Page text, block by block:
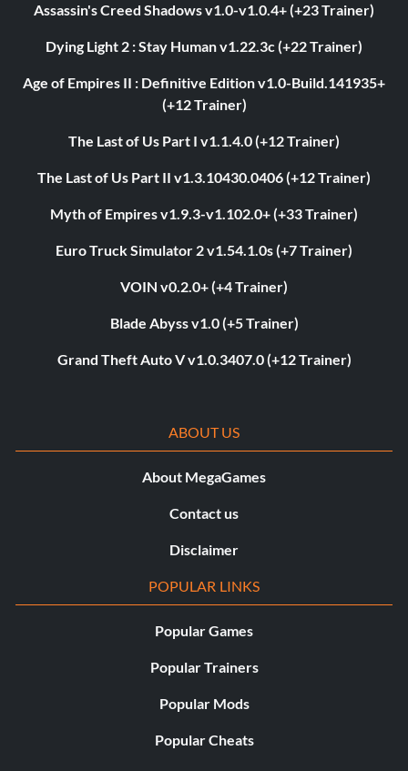
Assassin's Creed Shadows v1.0-v1.0.4+ (+23 Trainer)
Dying Light 2 : Stay Human v1.22.3c (+22 Trainer)
Age of Empires II : Definitive Edition v1.0-Build.141935+
(+12 Trainer)
The Last of Us Part I v1.1.4.0 (+12 Trainer)
The Last of Us Part II v1.3.10430.0406 (+12 Trainer)
Myth of Empires v1.9.3-v1.102.0+ (+33 Trainer)
Euro Truck Simulator 2 v1.54.1.0s (+7 Trainer)
VOIN v0.2.0+ (+4 Trainer)
Blade Abyss v1.0 (+5 Trainer)
Grand Theft Auto V v1.0.3407.0 (+12 Trainer)
ABOUT US
About MegaGames
Contact us
Disclaimer
POPULAR LINKS
Popular Games
Popular Trainers
Popular Mods
Popular Cheats